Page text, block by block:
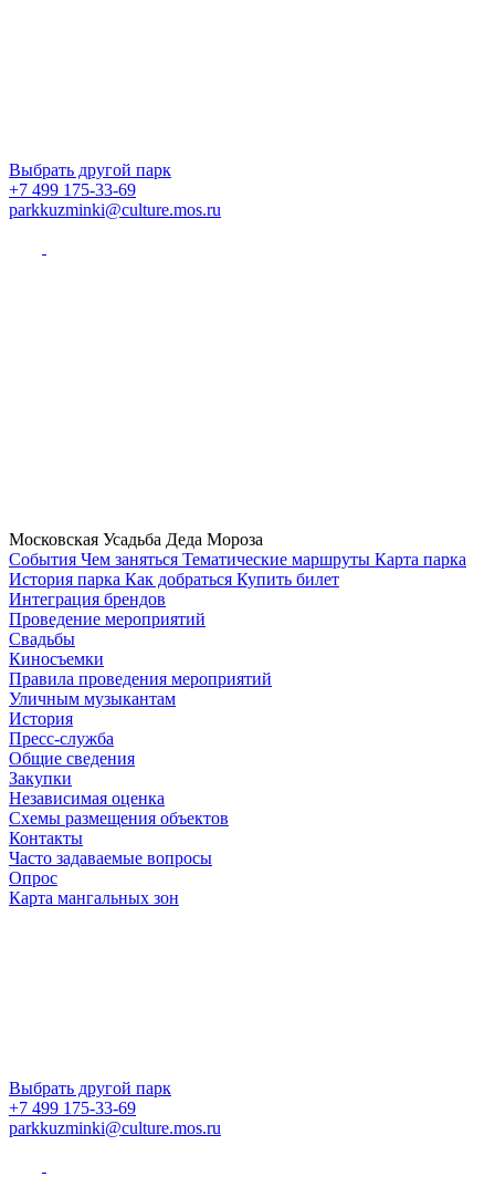
Выбрать другой парк
+7 499 175-33-69
parkkuzminki@culture.mos.ru
Московская Усадьба Деда Мороза
Cобытия Чем заняться Тематические маршруты Карта парка
История парка Как добраться Купить билет
Интеграция брендов
Проведение мероприятий
Свадьбы
Киносъемки
Правила проведения мероприятий
Уличным музыкантам
История
Пресс-служба
Общие сведения
Закупки
Независимая оценка
Схемы размещения объектов
Контакты
Часто задаваемые вопросы
Опрос
Карта мангальных зон
Выбрать другой парк
+7 499 175-33-69
parkkuzminki@culture.mos.ru